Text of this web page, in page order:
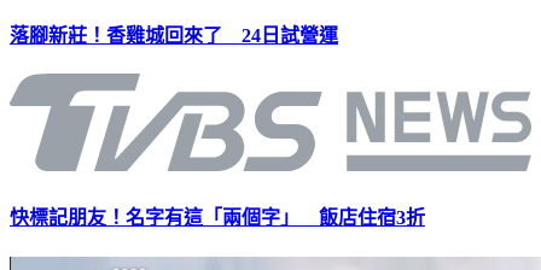
落腳新莊！香雞城回來了 24日試營運
快標記朋友！名字有這「兩個字」 飯店住宿3折